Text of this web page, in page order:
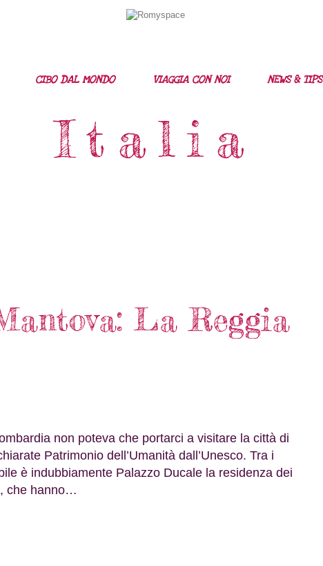
CIBO DAL MONDO VIAGGIA CON NOI NEWS & TIPS
Italia
Cibo Dal Mondo
Viaggia Con Noi
News & Tips
La Reggia
non poteva che portarci a visitare la città di
Patrimonio dell’Umanità dall’Unesco. Tra i
è indubbiamente Palazzo Ducale la residenza dei
che hanno…